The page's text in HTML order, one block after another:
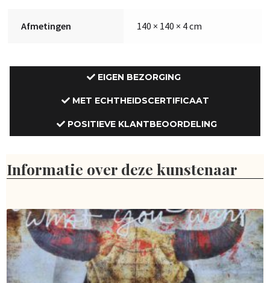
Afmetingen 140 × 140 × 4 cm
EIGEN BEZORGING
MET ECHTHEIDSCERTIFICAAT
POSITIEVE KLANTBEOORDELING
Informatie over deze kunstenaar